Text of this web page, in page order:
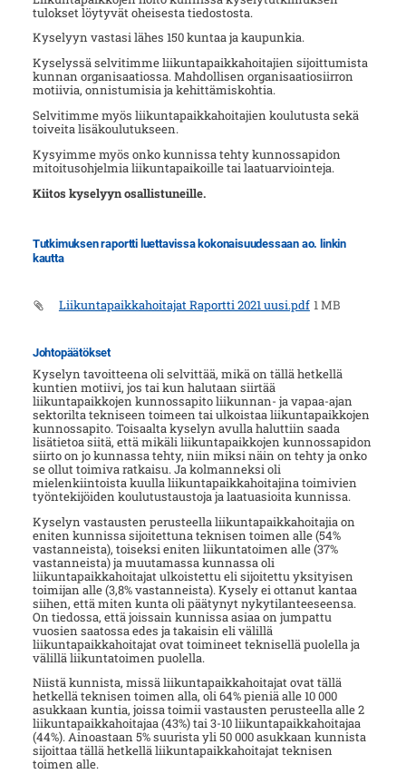
tulokset löytyvät oheisesta tiedostosta.
Kyselyyn vastasi lähes 150 kuntaa ja kaupunkia.
Kyselyssä selvitimme liikuntapaikkahoitajien sijoittumista
kunnan organisaatiossa. Mahdollisen organisaatiosiirron
motiivia, onnistumisia ja kehittämiskohtia.
Selvitimme myös liikuntapaikkahoitajien koulutusta sekä
toiveita lisäkoulutukseen.
Kysyimme myös onko kunnissa tehty kunnossapidon
mitoitusohjelmia liikuntapaikoille tai laatuarviointeja.
Kiitos kyselyyn osallistuneille.
Tutkimuksen raportti luettavissa kokonaisuudessaan ao. linkin
kautta
Liikuntapaikkahoitajat Raportti 2021 uusi.pdf 1 MB
Johtopäätökset
Kyselyn tavoitteena oli selvittää, mikä on tällä hetkellä
kuntien motiivi, jos tai kun halutaan siirtää
liikuntapaikkojen kunnossapito liikunnan- ja vapaa-ajan
sektorilta tekniseen toimeen tai ulkoistaa liikuntapaikkojen
kunnossapito. Toisaalta kyselyn avulla haluttiin saada
lisätietoa siitä, että mikäli liikuntapaikkojen kunnossapidon
siirto on jo kunnassa tehty, niin miksi näin on tehty ja onko
se ollut toimiva ratkaisu. Ja kolmanneksi oli
mielenkiintoista kuulla liikuntapaikkahoitajina toimivien
työntekijöiden koulutustaustoja ja laatuasioita kunnissa.
Kyselyn vastausten perusteella liikuntapaikkahoitajia on
eniten kunnissa sijoitettuna teknisen toimen alle (54%
vastanneista), toiseksi eniten liikuntatoimen alle (37%
vastanneista) ja muutamassa kunnassa oli
liikuntapaikkahoitajat ulkoistettu eli sijoitettu yksityisen
toimijan alle (3,8% vastanneista). Kysely ei ottanut kantaa
siihen, että miten kunta oli päätynyt nykytilanteeseensa.
On tiedossa, että joissain kunnissa asiaa on jumpattu
vuosien saatossa edes ja takaisin eli välillä
liikuntapaikkahoitajat ovat toimineet teknisellä puolella ja
välillä liikuntatoimen puolella.
Niistä kunnista, missä liikuntapaikkahoitajat ovat tällä
hetkellä teknisen toimen alla, oli 64% pieniä alle 10 000
asukkaan kuntia, joissa toimii vastausten perusteella alle 2
liikuntapaikkahoitajaa (43%) tai 3-10 liikuntapaikkahoitajaa
(44%). Ainoastaan 5% suurista yli 50 000 asukkaan kunnista
sijoittaa tällä hetkellä liikuntapaikkahoitajat teknisen
toimen alle.